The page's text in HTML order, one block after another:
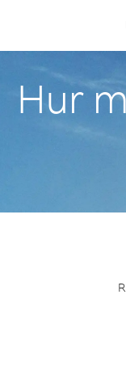
Hur